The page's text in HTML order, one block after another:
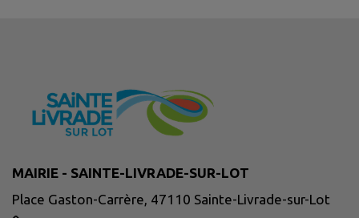
MAIRIE - SAINTE-LIVRADE-SUR-LOT
Place Gaston-Carrère, 47110 Sainte-Livrade-sur-Lot